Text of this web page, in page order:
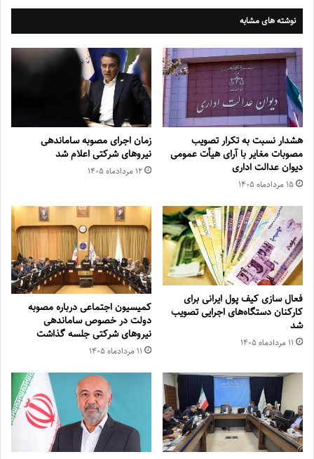
نوشته های مشابه
هشدار نسبت به تکرار تصویب
مصوبات مغایر با آرای هیأت عمومی
دیوان عدالت اداری
۱۵ مرداد‌ماه ۱۴۰۵
زمان اجرای مصوبه ساماندهی
نیروهای شرکتی اعلام شد
۱۲ مرداد‌ماه ۱۴۰۵
فعال سازی کیف پول ایرانی برای
کارکنان دستگاه‌های اجرایی تصویب
شد
۱۱ مرداد‌ماه ۱۴۰۵
کمیسیون اجتماعی درباره مصوبه
دولت در خصوص ساماندهی
نیروهای شرکتی جلسه گذاشت
۱۱ مرداد‌ماه ۱۴۰۵